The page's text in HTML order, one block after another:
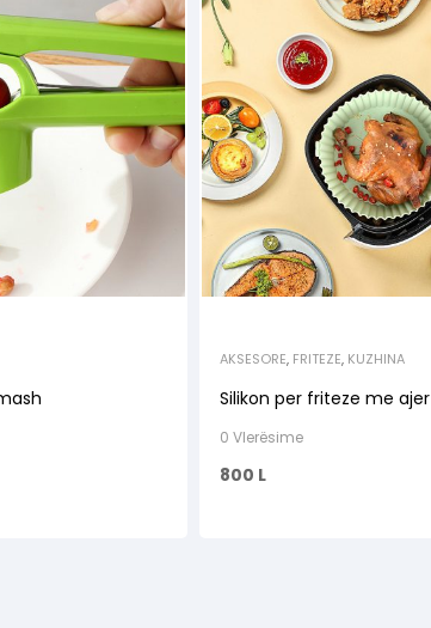
AKSESORE, FRITEZE, KUZHINA
Silikon per friteze me ajer
0 Vlerësime
800 L